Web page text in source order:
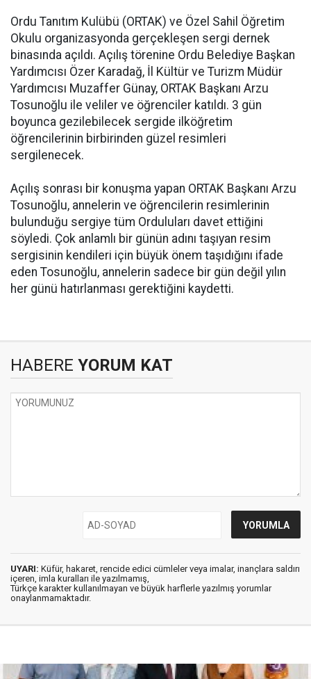
Ordu Tanıtım Kulübü (ORTAK) ve Özel Sahil Öğretim
Okulu organizasyonda gerçekleşen sergi dernek
binasında açıldı. Açılış törenine Ordu Belediye Başkan
Yardımcısı Özer Karadağ, İl Kültür ve Turizm Müdür
Yardımcısı Muzaffer Günay, ORTAK Başkanı Arzu
Tosunoğlu ile veliler ve öğrenciler katıldı. 3 gün
boyunca gezilebilecek sergide ilköğretim
öğrencilerinin birbirinden güzel resimleri
sergilenecek.
Açılış sonrası bir konuşma yapan ORTAK Başkanı Arzu
Tosunoğlu, annelerin ve öğrencilerin resimlerinin
bulunduğu sergiye tüm Orduluları davet ettiğini
söyledi. Çok anlamlı bir günün adını taşıyan resim
sergisinin kendileri için büyük önem taşıdığını ifade
eden Tosunoğlu, annelerin sadece bir gün değil yılın
her günü hatırlanması gerektiğini kaydetti.
HABERE YORUM KAT
UYARI: Küfür, hakaret, rencide edici cümleler veya imalar, inançlara saldırı
içeren, imla kuralları ile yazılmamış,
Türkçe karakter kullanılmayan ve büyük harflerle yazılmış yorumlar
onaylanmamaktadır.